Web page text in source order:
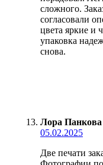
сложного.
согласовали
цвета яркие и
упаковка
снова.
Лора Панкова
05.02.2025
Две печати